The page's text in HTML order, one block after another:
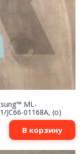
ML-
JC66-01168A, (o)
В корзину